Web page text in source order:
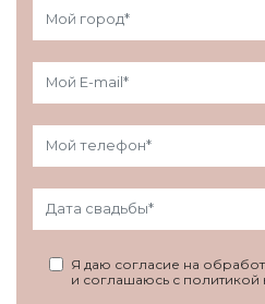
Я даю согласие на
и соглашаюсь с